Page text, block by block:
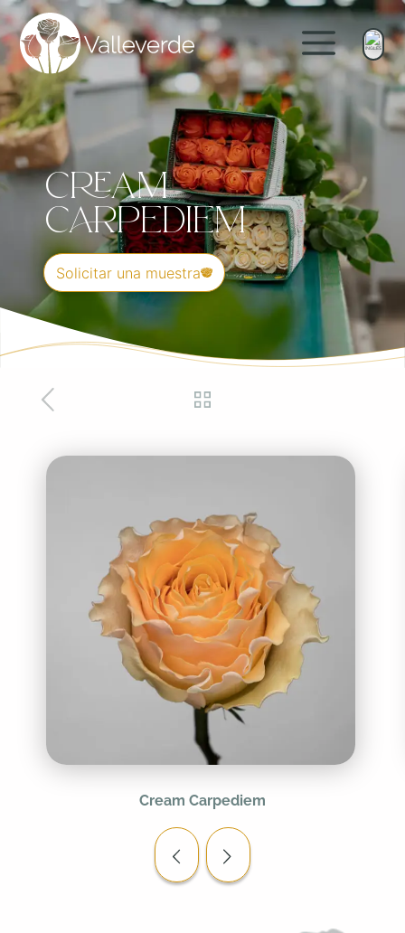
Cream
Carpediem
Solicitar una muestra
Cream Carpediem